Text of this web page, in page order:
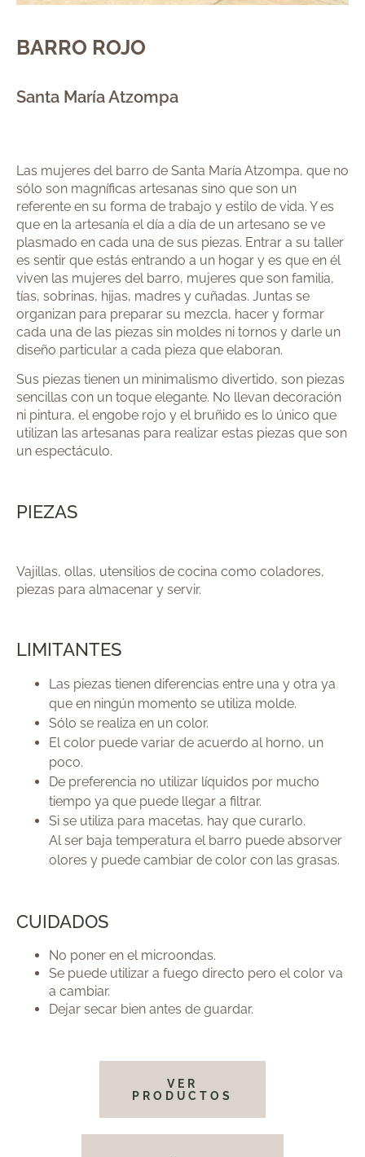
BARRO ROJO
Santa María Atzompa
Las mujeres del barro de Santa María Atzompa, que no
sólo son magníficas artesanas sino que son un
referente en su forma de trabajo y estilo de vida. Y es
que en la artesanía el día a día de un artesano se ve
plasmado en cada una de sus piezas. Entrar a su taller
es sentir que estás entrando a un hogar y es que en él
viven las mujeres del barro, mujeres que son familia,
tías, sobrinas, hijas, madres y cuñadas. Juntas se
organizan para preparar su mezcla, hacer y formar
cada una de las piezas sin moldes ni tornos y darle un
diseño particular a cada pieza que elaboran.
Sus piezas tienen un minimalismo divertido, son piezas
sencillas con un toque elegante. No llevan decoración
ni pintura, el engobe rojo y el bruñido es lo único que
utilizan las artesanas para realizar estas piezas que son
un espectáculo.
PIEZAS
Vajillas, ollas, utensilios de cocina como coladores,
piezas para almacenar y servir.
LIMITANTES
Las piezas tienen diferencias entre una y otra ya
que en ningún momento se utiliza molde.
Sólo se realiza en un color.
El color puede variar de acuerdo al horno, un
poco.
De preferencia no utilizar líquidos por mucho
tiempo ya que puede llegar a filtrar.
Si se utiliza para macetas, hay que curarlo.
Al ser baja temperatura el barro puede absorver
olores y puede cambiar de color con las grasas.
CUIDADOS
No poner en el microondas.
Se puede utilizar a fuego directo pero el color va
a cambiar.
Dejar secar bien antes de guardar.
VER
PRODUCTOS